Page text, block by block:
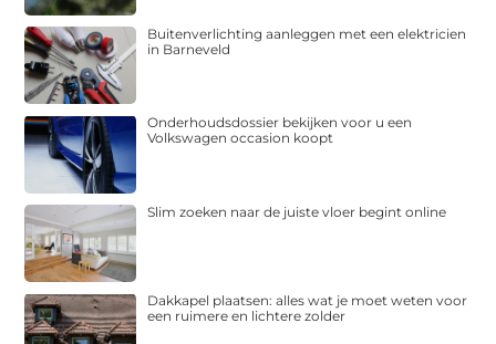
Buitenverlichting aanleggen met een elektricien
in Barneveld
Onderhoudsdossier bekijken voor u een
Volkswagen occasion koopt
Slim zoeken naar de juiste vloer begint online
Dakkapel plaatsen: alles wat je moet weten voor
een ruimere en lichtere zolder